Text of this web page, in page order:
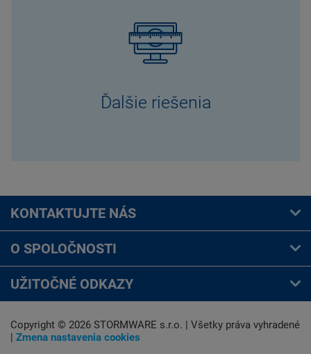
Ďalšie riešenia
KONTAKTUJTE NÁS
O SPOLOČNOSTI
UŽITOČNÉ ODKAZY
Copyright © 2026 STORMWARE s.r.o. | Všetky práva vyhradené
| Zmena nastavenia cookies